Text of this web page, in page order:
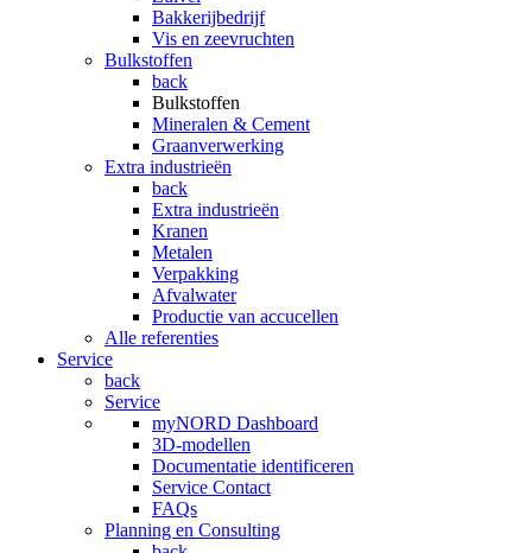
Bakkerijbedrijf
Vis en zeevruchten
Bulkstoffen
back
Bulkstoffen
Mineralen & Cement
Graanverwerking
Extra industrieën
back
Extra industrieën
Kranen
Metalen
Verpakking
Afvalwater
Productie van accucellen
Alle referenties
Service
back
Service
myNORD Dashboard
3D-modellen
Documentatie identificeren
Service Contact
FAQs
Planning en Consulting